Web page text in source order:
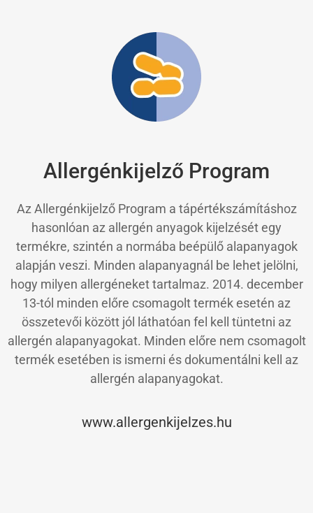
Allergénkijelző Program
Az Allergénkijelző Program a tápértékszámításhoz
hasonlóan az allergén anyagok kijelzését egy
termékre, szintén a normába beépülő alapanyagok
alapján veszi. Minden alapanyagnál be lehet jelölni,
hogy milyen allergéneket tartalmaz. 2014. december
13-tól minden előre csomagolt termék esetén az
összetevői között jól láthatóan fel kell tüntetni az
allergén alapanyagokat. Minden előre nem csomagolt
termék esetében is ismerni és dokumentálni kell az
allergén alapanyagokat.
www.allergenkijelzes.hu